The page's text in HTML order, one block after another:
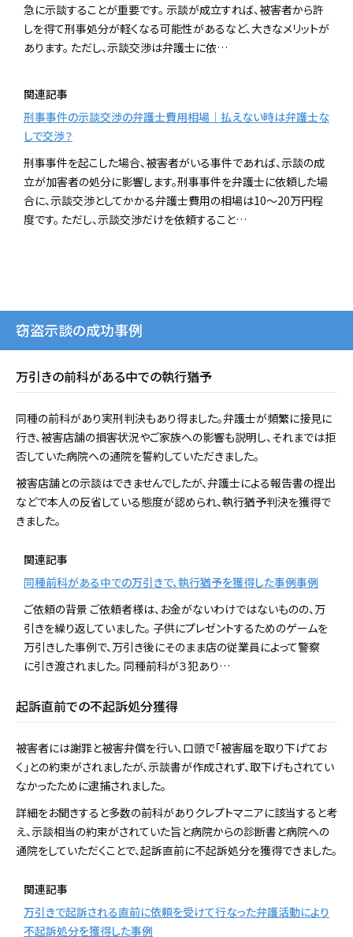
急に示談することが重要です。 示談が成立すれば、被害者から許
しを得て刑事処分が軽くなる可能性があるなど、大きなメリットが
あります。 ただし、示談交渉は弁護士に依…
関連記事
刑事事件の示談交渉の弁護士費用相場｜払えない時は弁護士な
しで交渉？
刑事事件を起こした場合、被害者がいる事件であれば、示談の成
立が加害者の処分に影響します。刑事事件を弁護士に依頼した場
合に、示談交渉としてかかる弁護士費用の相場は10～20万円程
度です。 ただし、示談交渉だけを依頼すること…
窃盗示談の成功事例
万引きの前科がある中での執行猶予
同種の前科があり実刑判決もあり得ました。弁護士が頻繁に接見に
行き、被害店舗の損害状況やご家族への影響も説明し、それまでは拒
否していた病院への通院を誓約していただきました。
被害店舗との示談はできませんでしたが、弁護士による報告書の提出
などで本人の反省している態度が認められ、執行猶予判決を獲得で
きました。
関連記事
同種前科がある中での万引きで、執行猶予を獲得した事例事例
ご依頼の背景 ご依頼者様は、お金がないわけではないものの、万
引きを繰り返していました。 子供にプレゼントするためのゲームを
万引きした事例で、万引き後にそのまま店の従業員によって警察
に引き渡されました。 同種前科が３犯あり…
起訴直前での不起訴処分獲得
被害者には謝罪と被害弁償を行い、口頭で「被害届を取り下げてお
く」との約束がされましたが、示談書が作成されず、取下げもされてい
なかったために逮捕されました。
詳細をお聞きすると多数の前科がありクレプトマニアに該当すると考
え、示談相当の約束がされていた旨と病院からの診断書と病院への
通院をしていただくことで、起訴直前に不起訴処分を獲得できました。
関連記事
万引きで起訴される直前に依頼を受けて行なった弁護活動により
不起訴処分を獲得した事例